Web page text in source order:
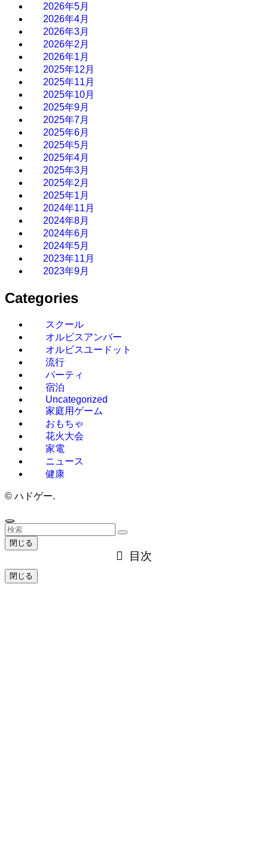
2026年5月
2026年4月
2026年3月
2026年2月
2026年1月
2025年12月
2025年11月
2025年10月
2025年9月
2025年7月
2025年6月
2025年5月
2025年4月
2025年3月
2025年2月
2025年1月
2024年11月
2024年8月
2024年6月
2024年5月
2023年11月
2023年9月
Categories
スクール
オルビスアンバー
オルビスユードット
流行
パーティ
宿泊
Uncategorized
家庭用ゲーム
おもちゃ
花火大会
家電
ニュース
健康
© ハドゲー.
閉じる
目次
閉じる